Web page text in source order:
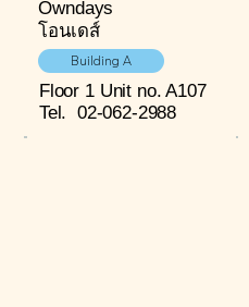
Owndays
โอนเดส์
Building A
Floor 1 Unit no. A107
Tel. 02-062-2988